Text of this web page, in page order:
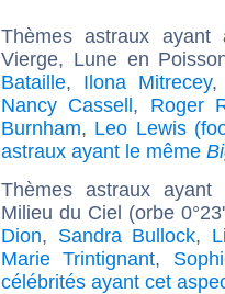
Thèmes astraux
Vierge, Lune en
Bataille, Ilona Mitrecey
Nancy Cassell, Roger
Burnham, Leo Lewis
astraux ayant le même
Thèmes astraux ayant
Milieu du Ciel (orbe
Dion, Sandra Bullock,
Marie Trintignant,
célébrités ayant cet